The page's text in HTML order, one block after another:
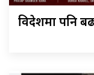
विदेशमा पनि